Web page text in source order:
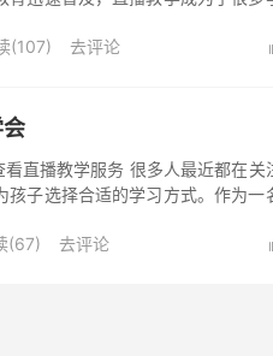
(107) 去评论
直播教学服务 很多人最近都在关
子选择合适的学习方式。作为一
(67) 去评论